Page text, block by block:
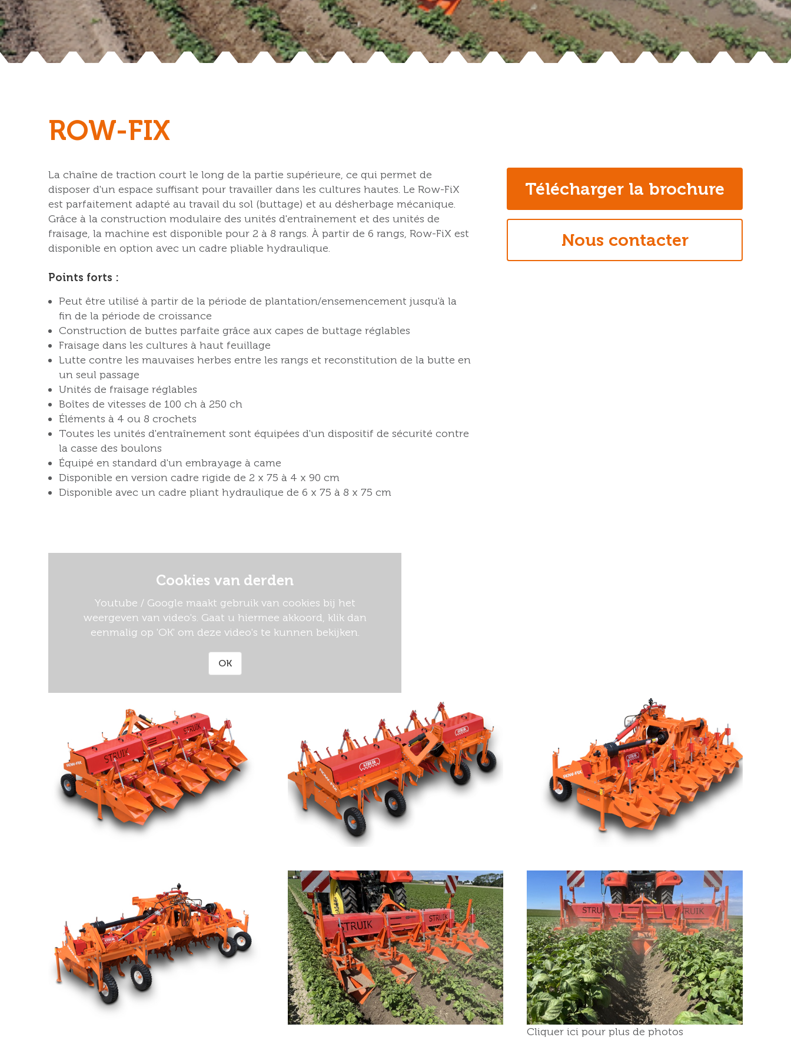
ROW-FIX
La chaîne de traction court le long de la partie supérieure, ce qui permet de
disposer d'un espace suffisant pour travailler dans les cultures hautes. Le Row-FiX
est parfaitement adapté au travail du sol (buttage) et au désherbage mécanique.
Grâce à la construction modulaire des unités d'entraînement et des unités de
fraisage, la machine est disponible pour 2 à 8 rangs. À partir de 6 rangs, Row-FiX est
disponible en option avec un cadre pliable hydraulique.
Points forts :
Peut être utilisé à partir de la période de plantation/ensemencement jusqu'à la
fin de la période de croissance
Construction de buttes parfaite grâce aux capes de buttage réglables
Fraisage dans les cultures à haut feuillage
Lutte contre les mauvaises herbes entre les rangs et reconstitution de la butte en
un seul passage
Unités de fraisage réglables
Boîtes de vitesses de 100 ch à 250 ch
Éléments à 4 ou 8 crochets
Toutes les unités d'entraînement sont équipées d'un dispositif de sécurité contre
la casse des boulons
Équipé en standard d'un embrayage à came
Disponible en version cadre rigide de 2 x 75 à 4 x 90 cm
Disponible avec un cadre pliant hydraulique de 6 x 75 à 8 x 75 cm
Télécharger la brochure
Nous contacter
Cookies van derden
Youtube / Google maakt gebruik van cookies bij het
weergeven van video's. Gaat u hiermee akkoord, klik dan
eenmalig op 'OK' om deze video's te kunnen bekijken.
OK
Cliquer ici pour plus de photos